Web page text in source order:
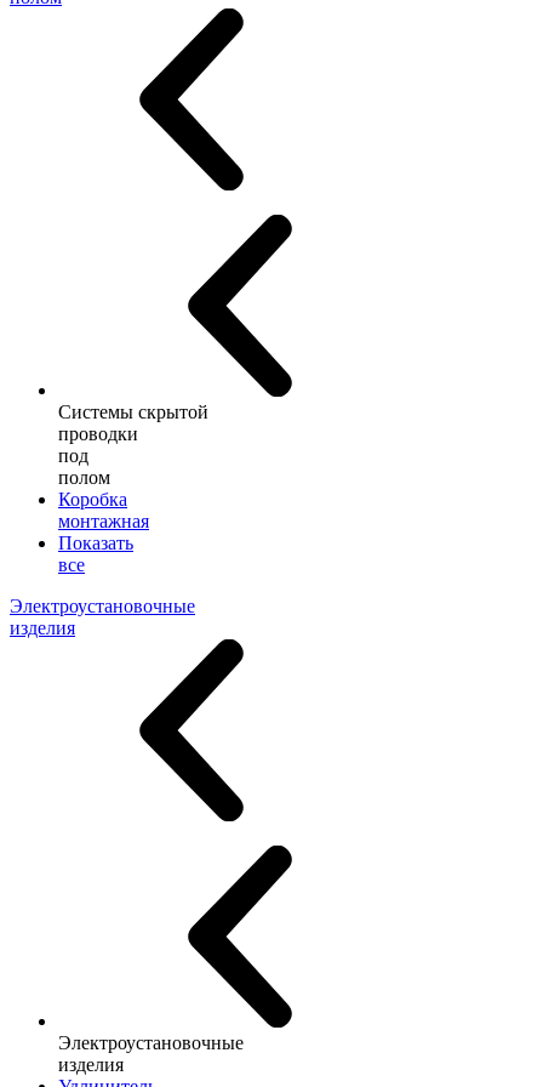
Системы скрытой
проводки
под
полом
Коробка
монтажная
Показать
все
Электроустановочные
изделия
Электроустановочные
изделия